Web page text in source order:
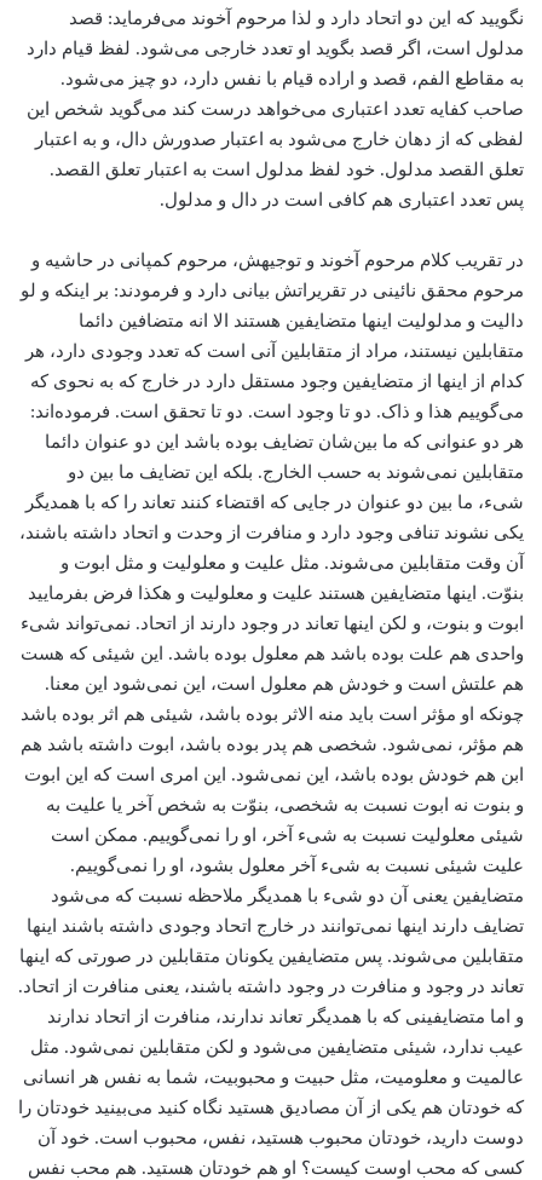
نگویید که این دو اتحاد دارد و لذا مرحوم آخوند می‌فرماید: قصد
مدلول است، اگر قصد بگوید او تعدد خارجی می‌شود. لفظ قیام دارد
به مقاطع الفم، قصد و اراده قیام با نفس دارد، دو چیز می‌شود.
صاحب کفایه تعدد اعتباری می‌خواهد درست کند می‌گوید شخص این
لفظی که از دهان خارج می‌شود به اعتبار صدورش دال، ‌و به اعتبار
تعلق القصد مدلول. خود لفظ مدلول است به اعتبار تعلق القصد.
پس تعدد اعتباری هم کافی است در دال و مدلول.
در تقریب کلام مرحوم آخوند و توجیهش، مرحوم کمپانی در حاشیه و
مرحوم محقق نائینی در تقریراتش بیانی دارد و فرمودند: بر اینکه و لو
دالیت و مدلولیت اینها متضایفین هستند الا انه متضافین دائما
متقابلین نیستند، مراد از متقابلین آنی است که تعدد وجودی دارد، هر
کدام از اینها از متضایفین وجود مستقل دارد در خارج که به نحوی که
می‌گوییم هذا و ذاک. دو تا وجود است. دو تا تحقق است. فرموده‌اند:
هر دو عنوانی که ما بین‌شان تضایف بوده باشد این دو عنوان دائما
متقابلین نمی‌شوند به حسب الخارج. بلکه این تضایف ما بین دو
شیء، ما بین دو عنوان در جایی که اقتضاء کنند تعاند را که با همدیگر
یکی نشوند تنافی وجود دارد و منافرت از وحدت و اتحاد داشته باشند،
آن وقت متقابلین می‌شوند. مثل علیت و معلولیت و مثل ابوت و
بنوّت. اینها متضایفین هستند علیت و معلولیت و هکذا فرض بفرمایید
ابوت و بنوت، و لکن اینها تعاند در وجود دارند از اتحاد. نمی‌تواند شیء
واحدی هم علت بوده باشد هم معلول بوده باشد. این شیئی که هست
هم علتش است و خودش هم معلول است، این نمی‌شود این معنا.
چونکه او مؤثر است باید منه الاثر بوده باشد، شیئی هم اثر بوده باشد
هم مؤثر، نمی‌شود. شخصی هم پدر بوده باشد، ابوت داشته باشد هم
ابن هم خودش بوده باشد، این نمی‌شود. این امری است که این ابوت
و بنوت نه ابوت نسبت به شخصی، بنوّت به شخص آخر یا علیت به
شیئی معلولیت نسبت به شیء آخر، او را نمی‌گوییم. ممکن است
علیت شیئی نسبت به شیء آخر معلول بشود، او را نمی‌گوییم.
متضایفین یعنی آن دو شیء با همدیگر ملاحظه نسبت که می‌شود
تضایف دارند اینها نمی‌توانند در خارج اتحاد وجودی داشته باشند اینها
متقابلین می‌شوند. پس متضایفین یکونان متقابلین در صورتی که اینها
تعاند در وجود و منافرت در وجود داشته باشند، یعنی منافرت از اتحاد.
و اما متضایفینی که با همدیگر تعاند ندارند، منافرت از اتحاد ندارند
عیب ندارد، شیئی متضایفین می‌شود و لکن متقابلین نمی‌شود. مثل
عالمیت و معلومیت، مثل حبیت و محبوبیت، شما به نفس هر انسانی
که خودتان هم یکی از آن مصادیق هستید نگاه کنید می‌بینید خودتان را
دوست دارید، خودتان محبوب هستید، نفس، ‌محبوب است. خود آن
کسی که محب اوست کیست؟ او هم خودتان هستید. هم محب نفس